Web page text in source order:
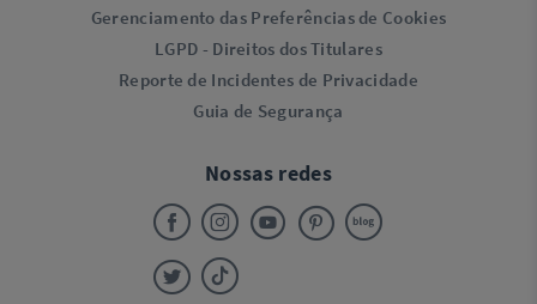
Gerenciamento das Preferências de Cookies
LGPD - Direitos dos Titulares
Reporte de Incidentes de Privacidade
Guia de Segurança
Nossas redes